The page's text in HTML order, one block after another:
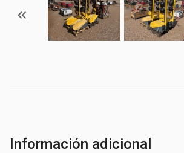
Información adicional